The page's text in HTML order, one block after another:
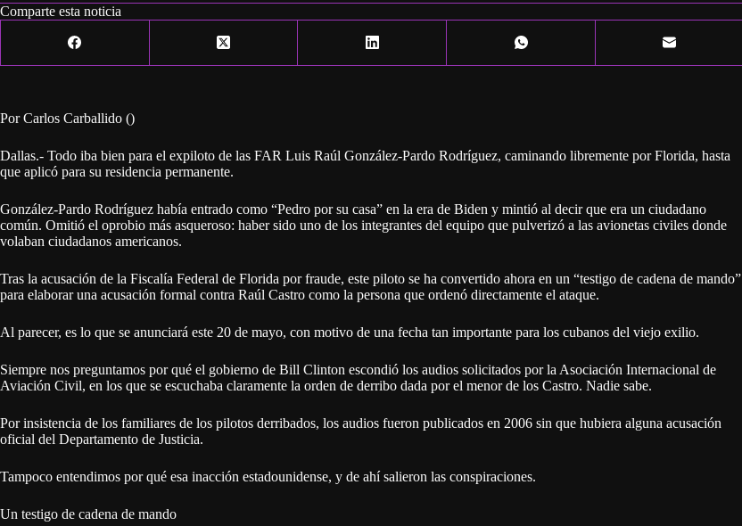
Comparte esta noticia
Por Carlos Carballido ()
Dallas.- Todo iba bien para el expiloto de las FAR Luis Raúl González-Pardo Rodríguez, caminando libremente por Florida, hasta
que aplicó para su residencia permanente.
González-Pardo Rodríguez había entrado como “Pedro por su casa” en la era de Biden y mintió al decir que era un ciudadano
común. Omitió el oprobio más asqueroso: haber sido uno de los integrantes del equipo que pulverizó a las avionetas civiles donde
volaban ciudadanos americanos.
Tras la acusación de la Fiscalía Federal de Florida por fraude, este piloto se ha convertido ahora en un “testigo de cadena de mando”
para elaborar una acusación formal contra Raúl Castro como la persona que ordenó directamente el ataque.
Al parecer, es lo que se anunciará este 20 de mayo, con motivo de una fecha tan importante para los cubanos del viejo exilio.
Siempre nos preguntamos por qué el gobierno de Bill Clinton escondió los audios solicitados por la Asociación Internacional de
Aviación Civil, en los que se escuchaba claramente la orden de derribo dada por el menor de los Castro. Nadie sabe.
Por insistencia de los familiares de los pilotos derribados, los audios fueron publicados en 2006 sin que hubiera alguna acusación
oficial del Departamento de Justicia.
Tampoco entendimos por qué esa inacción estadounidense, y de ahí salieron las conspiraciones.
Un testigo de cadena de mando